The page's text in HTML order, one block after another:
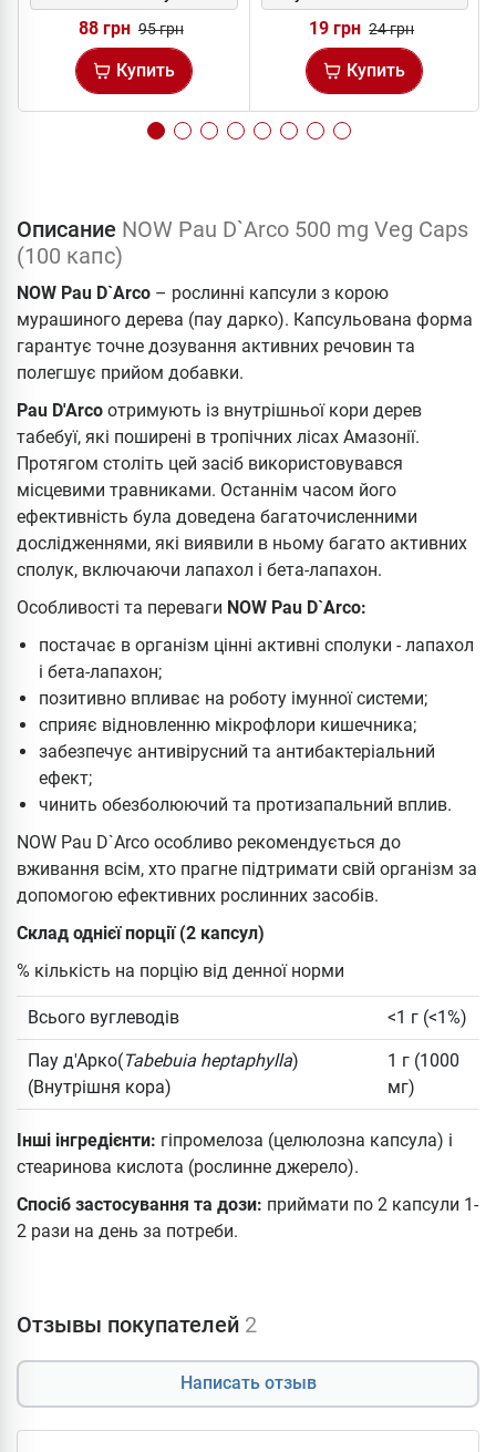
88 грн 95 грн
Купить
19 грн 24 грн
Купить
Описание NOW Pau D`Arco 500 mg Veg Caps
(100 капc)
NOW Pau D`Arco – рослинні капсули з корою
мурашиного дерева (пау дарко). Капсульована форма
гарантує точне дозування активних речовин та
полегшує прийом добавки.
Pau D'Arco отримують із внутрішньої кори дерев
табебуї, які поширені в тропічних лісах Амазонії.
Протягом століть цей засіб використовувався
місцевими травниками. Останнім часом його
ефективність була доведена багаточисленними
дослідженнями, які виявили в ньому багато активних
сполук, включаючи лапахол і бета-лапахон.
Особливості та переваги NOW Pau D`Arco:
постачає в організм цінні активні сполуки - лапахол
і бета-лапахон;
позитивно впливає на роботу імунної системи;
сприяє відновленню мікрофлори кишечника;
забезпечує антивірусний та антибактеріальний
ефект;
чинить обезболюючий та протизапальний вплив.
NOW Pau D`Arco особливо рекомендується до
вживання всім, хто прагне підтримати свій організм за
допомогою ефективних рослинних засобів.
Склад однієї порції (2 капсул)
% кількість на порцію від денної норми
Всього вуглеводів <1 г (<1%)
Пау д'Арко(Tabebuia heptaphylla)
(Внутрішня кора)
1 г (1000
мг)
Інші інгредієнти: гіпромелоза (целюлозна капсула) і
стеаринова кислота (рослинне джерело).
Спосіб застосування та дози: приймати по 2 капсули 1-
2 рази на день за потреби.
Отзывы покупателей 2
Написать отзыв